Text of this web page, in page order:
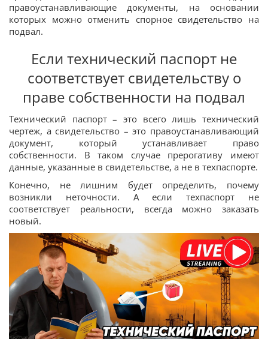
правоустанавливающие документы, на основании
которых можно отменить спорное свидетельство на
подвал.
Если технический паспорт не
соответствует свидетельству о
праве собственности на подвал
Технический паспорт – это всего лишь технический
чертеж, а свидетельство – это правоустанавливающий
документ, который устанавливает право
собственности. В таком случае прерогативу имеют
данные, указанные в свидетельстве, а не в техпаспорте.
Конечно, не лишним будет определить, почему
возникли неточности. А если техпаспорт не
соответствует реальности, всегда можно заказать
новый.